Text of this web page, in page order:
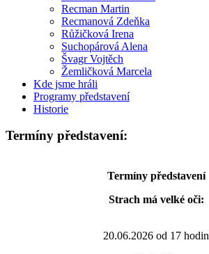
Recman Martin
Recmanová Zdeňka
Růžičková Irena
Suchopárová Alena
Švagr Vojtěch
Žemličková Marcela
Kde jsme hráli
Programy představení
Historie
Termíny představení:
Termíny představení
Strach má velké oči:
20.06.2026 od 17 hodin